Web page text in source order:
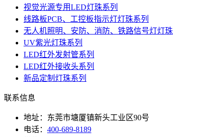
视觉光源专用LED灯珠系列
线路板PCB、工控板指示灯灯珠系列
无人机照明、安防、消防、铁路信号灯灯珠
UV紫光灯珠系列
LED红外发射管系列
LED红外接收头系列
新品定制灯珠系列
联系信息
地址：东莞市塘厦镇新头工业区90号
电话： 400-689-8189